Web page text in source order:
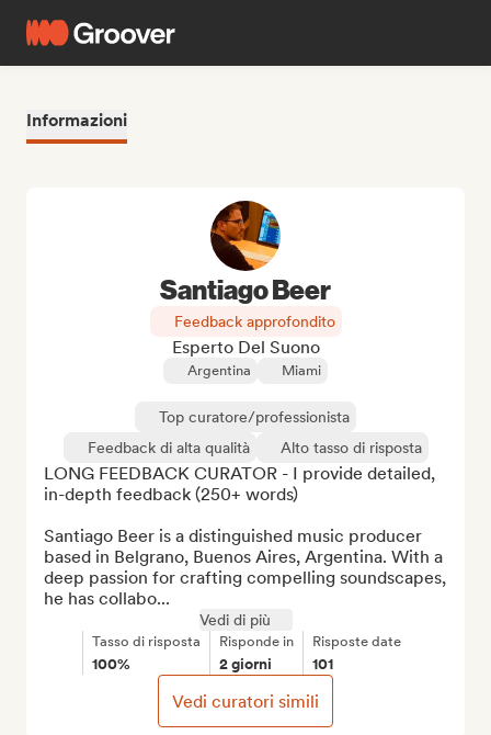
Informazioni
Santiago Beer
Feedback approfondito
Esperto Del Suono
Argentina Miami
Top curatore/professionista
Feedback di alta qualità
Alto tasso di risposta
LONG FEEDBACK CURATOR - I provide detailed,
in-depth feedback (250+ words)
Santiago Beer is a distinguished music producer
based in Belgrano, Buenos Aires, Argentina. With a
deep passion for crafting compelling soundscapes,
he has collabo...
Vedi di più
Tasso di risposta
100%
Risponde in
2 giorni
Risposte date
101
Vedi curatori simili